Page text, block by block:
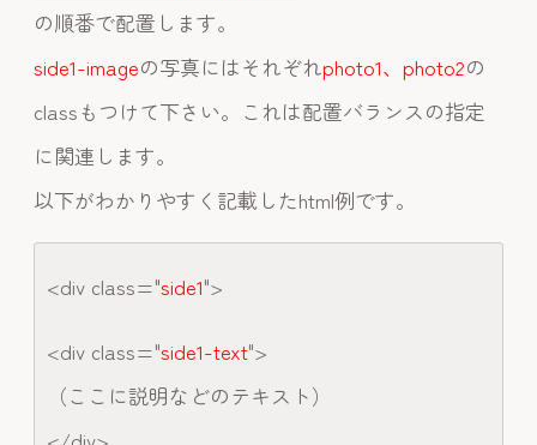
の順番で配置します。
side1-imageの写真にはそれぞれphoto1、photo2の
classもつけて下さい。これは配置バランスの指定
に関連します。
以下がわかりやすく記載したhtml例です。
<div class="side1">
<div class="side1-text">
（ここに説明などのテキスト）